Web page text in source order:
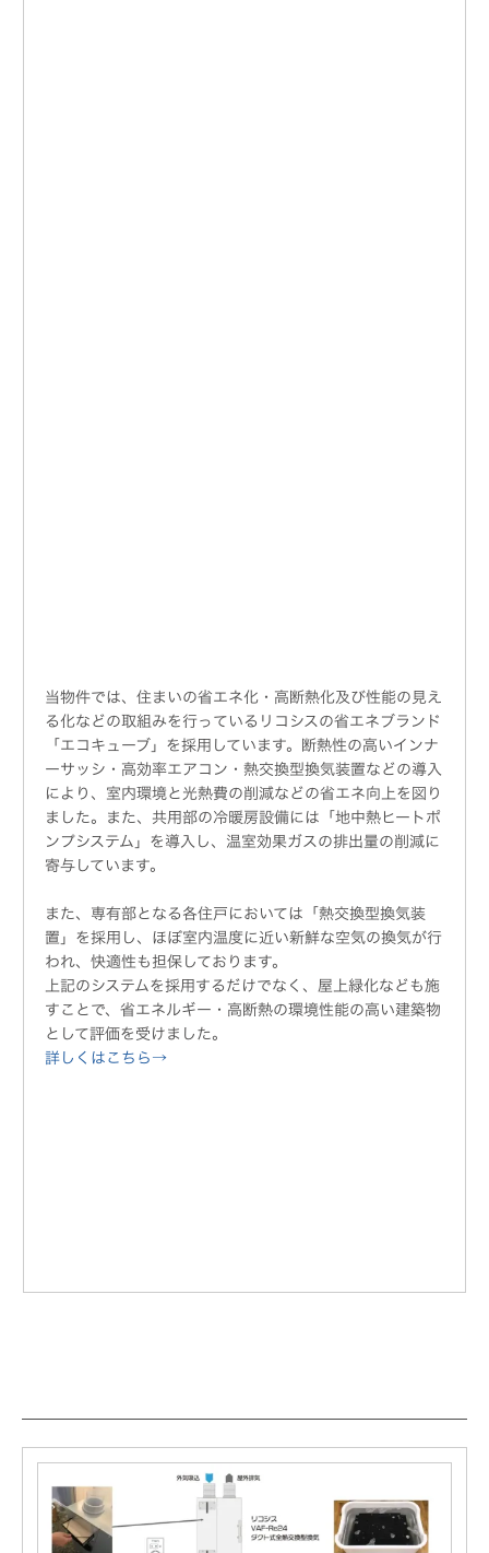
当物件では、住まいの省エネ化・高断熱化及び性能の見え
る化などの取組みを行っているリコシスの省エネブランド
「エコキューブ」を採用しています。断熱性の高いインナ
ーサッシ・高効率エアコン・熱交換型換気装置などの導入
により、室内環境と光熱費の削減などの省エネ向上を図り
ました。また、共用部の冷暖房設備には「地中熱ヒートポ
ンプシステム」を導入し、温室効果ガスの排出量の削減に
寄与しています。
また、専有部となる各住戸においては「熱交換型換気装
置」を採用し、ほぼ室内温度に近い新鮮な空気の換気が行
われ、快適性も担保しております。
上記のシステムを採用するだけでなく、屋上緑化なども施
すことで、省エネルギー・高断熱の環境性能の高い建築物
として評価を受けました。
詳しくはこちら→